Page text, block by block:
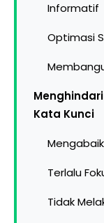
Informatif
Optimasi
Kata Kunci
Terlalu
Tidak